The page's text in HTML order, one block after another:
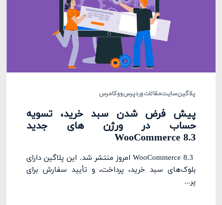
پلاگینسایتمقالاتوردپرسووکامرس
پیش فرض شدن سبد خرید، تسویه
حساب در ورژن های جدید
WooCommerce 8.3
WooCommerce 8.3 امروز منتشر شد. این پلاگین دارای
بلوک‌های سبد خرید، پرداخت، و تأیید سفارش برای
پر...